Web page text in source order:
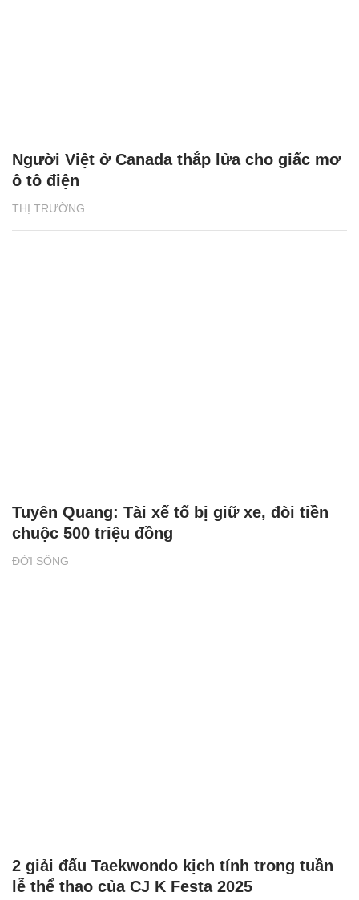
THỊ TRƯỜNG
Người Việt ở Canada thắp lửa cho giấc mơ
ô tô điện
ĐỜI SỐNG
Tuyên Quang: Tài xế tố bị giữ xe, đòi tiền
chuộc 500 triệu đồng
2 giải đấu Taekwondo kịch tính trong tuần
lễ thể thao của CJ K Festa 2025